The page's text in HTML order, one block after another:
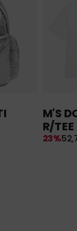
M'S
R/TEE
23%